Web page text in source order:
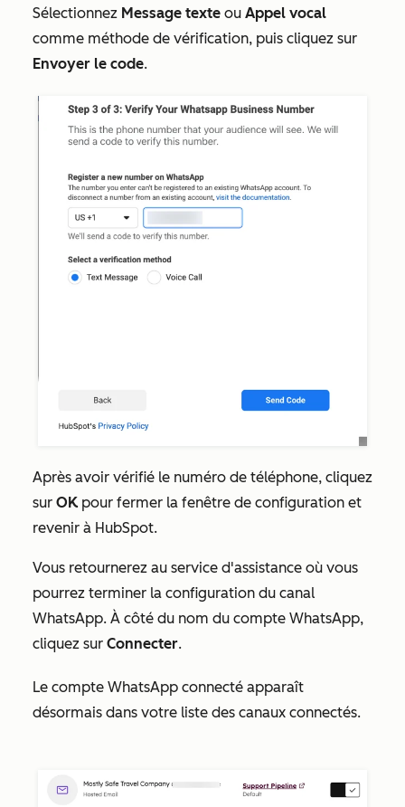
Sélectionnez Message texte ou Appel vocal
comme méthode de vérification, puis cliquez sur
Envoyer le code.
Après avoir vérifié le numéro de téléphone, cliquez
sur OK pour fermer la fenêtre de configuration et
revenir à HubSpot.
Vous retournerez au service d'assistance où vous
pourrez terminer la configuration du canal
WhatsApp. À côté du nom du compte WhatsApp,
cliquez sur Connecter.
Le compte WhatsApp connecté apparaît
désormais dans votre liste des canaux connectés.